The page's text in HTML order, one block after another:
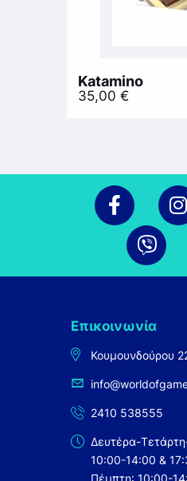
Katamino
35,00 €
Επικοινωνία
Κουμουνδούρου
2410 538555
Δευτέρα-
10:00-14:00 &
Πέμπτη: 10:00-